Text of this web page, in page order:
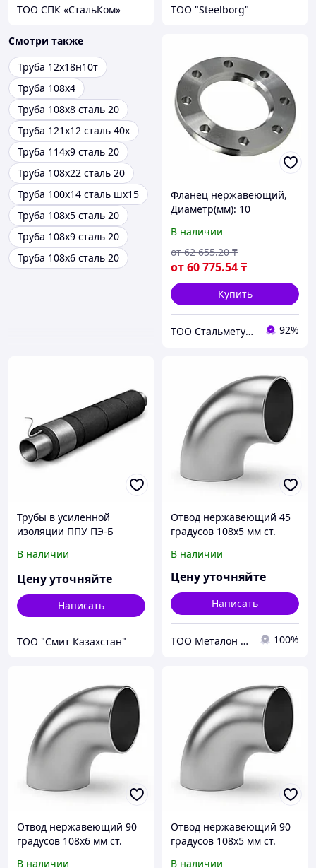
ТОО СПК «СтальКом» ТОО "Steelborg"
Смотри также
Труба 12х18н10т
Труба 108х4
Труба 108х8 сталь 20
Труба 121х12 сталь 40х
Труба 114х9 сталь 20
Труба 108х22 сталь 20
Труба 100х14 сталь шх15
Труба 108х5 сталь 20
Труба 108х9 сталь 20
Труба 108х6 сталь 20
Фланец нержавеющий,
Диаметр(мм): 10
В наличии
от60 775.54₸
от 62 655.20 ₸
Купить
ТОО Стальметурал 92%
Трубы в усиленной
изоляции ППУ ПЭ-Б
В наличии
Цену уточняйте
Написать
ТОО "Смит Казахстан"
Отвод нержавеющий 45
градусов 108х5 мм ст.
39918642-03 с геометрией
по ГОСТ 17375-01
В наличии
Цену уточняйте
Написать
ТОО Металон 2017 100%
Отвод нержавеющий 90
градусов 108х6 мм ст.
В наличии
Отвод нержавеющий 90
градусов 108х5 мм ст.
В наличии